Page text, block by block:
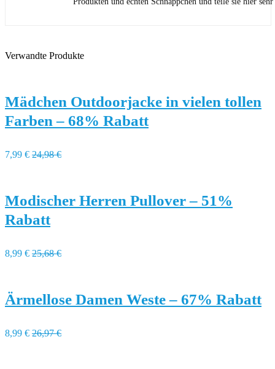
Verwandte Produkte
Mädchen Outdoorjacke in vielen tollen
Farben – 68% Rabatt
7,99 € 24,98 €
Modischer Herren Pullover – 51%
Rabatt
8,99 € 25,68 €
Ärmellose Damen Weste – 67% Rabatt
8,99 € 26,97 €